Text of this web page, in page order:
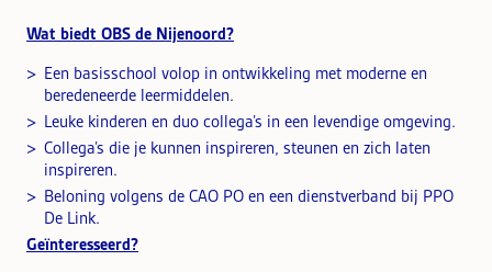
Wat biedt OBS de Nijenoord?
Een basisschool volop in ontwikkeling met moderne en
beredeneerde leermiddelen.
Leuke kinderen en duo collega’s in een levendige omgeving.
Collega’s die je kunnen inspireren, steunen en zich laten
inspireren.
Beloning volgens de CAO PO en een dienstverband bij PPO
De Link.
Geïnteresseerd?